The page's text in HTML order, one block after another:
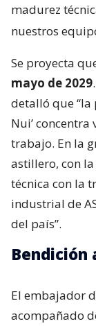
madurez
nuestros
Se proyecta
mayo de 2029
detalló que “la
Nui’
trabajo. En la
astillero, con
técnica con la
industrial de
del país”.
Bendición
El embajador
acompañado